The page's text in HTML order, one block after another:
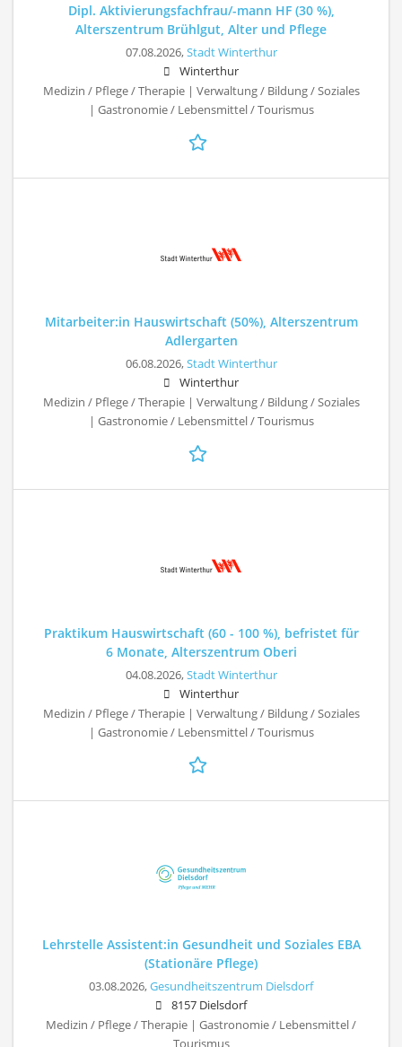
Dipl. Aktivierungsfachfrau/-mann HF (30 %),
Alterszentrum Brühlgut, Alter und Pflege
07.08.2026,Stadt Winterthur
Winterthur
Medizin / Pflege / Therapie | Verwaltung / Bildung / Soziales
| Gastronomie / Lebensmittel / Tourismus
Mitarbeiter:in Hauswirtschaft (50%), Alterszentrum
Adlergarten
06.08.2026,Stadt Winterthur
Winterthur
Medizin / Pflege / Therapie | Verwaltung / Bildung / Soziales
| Gastronomie / Lebensmittel / Tourismus
Praktikum Hauswirtschaft (60 - 100 %), befristet für
6 Monate, Alterszentrum Oberi
04.08.2026,Stadt Winterthur
Winterthur
Medizin / Pflege / Therapie | Verwaltung / Bildung / Soziales
| Gastronomie / Lebensmittel / Tourismus
Lehrstelle Assistent:in Gesundheit und Soziales EBA
(Stationäre Pflege)
03.08.2026,Gesundheitszentrum Dielsdorf
8157 Dielsdorf
Medizin / Pflege / Therapie | Gastronomie / Lebensmittel /
Tourismus